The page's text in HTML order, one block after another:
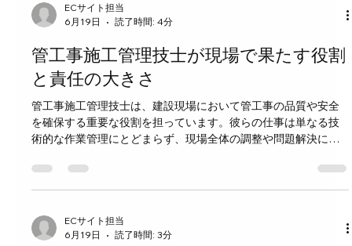
す。私たちの生活に欠かせない水や空気、エネルギーの流れを
支えるインフラとして機能しています。普段は目立たない存在
る影響 管工事が環境に与える影響は、主に以下の3つに分けられ
ます。 資源の使用量 配管材料や施工に使う資源の量が環境負荷
に直結します。無駄な資源消費は地球の資源枯渇を早めます。
エネルギー効率 配管の設計や施工の質によって、エネルギーの
無駄遣いが減り、建物全体の省エネに繋がります。 廃棄物の管
理 古くなった配管の廃棄や交換時に発生する廃材の処理方法も
ECサイト担当
6月19日
読了時間: 4分
管工事施工管理技士が現場で果たす役割
と責任の大きさ
管工事施工管理技士は、建設現場において管工事の品質や安全
を確保する重要な役割を担っています。彼らの仕事は単なる技
術的な作業管理にとどまらず、現場全体の調整や問題解決に深
管工事施工管理技士が現場でどのような役割を果たし、どのよ
うな責任を負っているのかを具体的に解説します。 管工事施工
給排水設備などの施工を管理する専門技術者です。彼らの主な
役割は以下の通りです。 施工計画の作成 工事の進行に合わせ
ECサイト担当
6月19日
読了時間: 3分